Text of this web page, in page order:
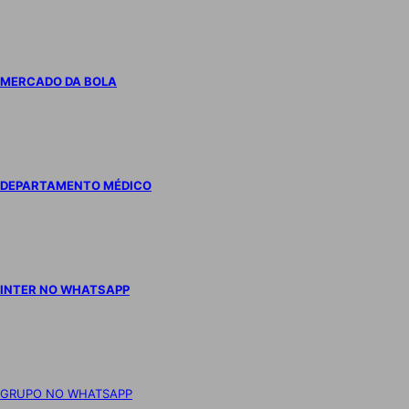
MERCADO DA BOLA
DEPARTAMENTO MÉDICO
INTER NO WHATSAPP
GRUPO NO WHATSAPP